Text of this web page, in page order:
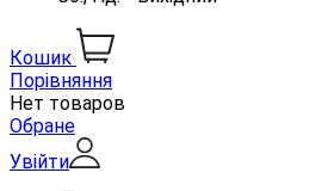
Кошик
Порівняння
Нет товаров
Обране
Увійти